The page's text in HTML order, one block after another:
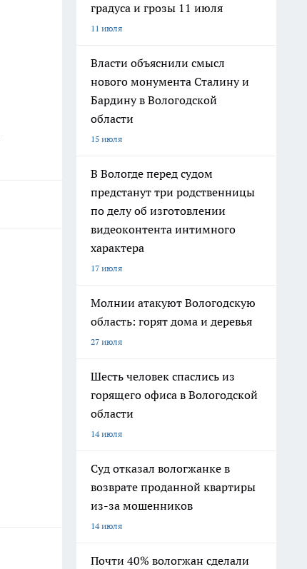
градуса и грозы 11 июля
11 июля
Власти объяснили смысл
нового монумента Сталину и
Бардину в Вологодской
области
15 июля
В Вологде перед судом
предстанут три родственницы
по делу об изготовлении
видеоконтента интимного
характера
17 июля
Молнии атакуют Вологодскую
область: горят дома и деревья
27 июля
Шесть человек спаслись из
горящего офиса в Вологодской
области
14 июля
Суд отказал вологжанке в
возврате проданной квартиры
из-за мошенников
14 июля
Почти 40% вологжан сделали